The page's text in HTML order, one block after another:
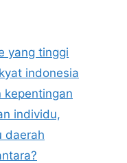
yang tinggi
indonesia
kepentingan
individu,
daerah